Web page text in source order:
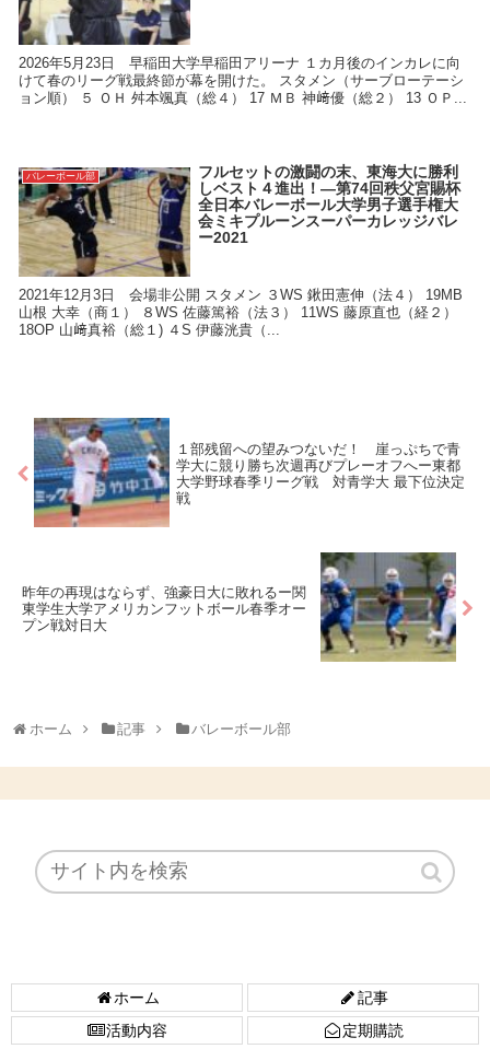
2026年5月23日 早稲田大学早稲田アリーナ １カ月後のインカレに向
けて春のリーグ戦最終節が幕を開けた。 スタメン（サーブローテーシ
ョン順） ５ ＯＨ 舛本颯真（総４） 17 ＭＢ 神﨑優（総２） 13 ＯＰ...
バレーボール部
フルセットの激闘の末、東海大に勝利
しベスト４進出！―第74回秩父宮賜杯
全日本バレーボール大学男子選手権大
会ミキプルーンスーパーカレッジバレ
ー2021
2021年12月3日 会場非公開 スタメン ３WS 鍬田憲伸（法４） 19MB
山根 大幸（商１） ８WS 佐藤篤裕（法３） 11WS 藤原直也（経２）
18OP 山﨑真裕（総１) ４S 伊藤洸貴（...
１部残留への望みつないだ！ 崖っぷちで青
学大に競り勝ち次週再びプレーオフへー東都
大学野球春季リーグ戦 対青学大 最下位決定
戦
昨年の再現はならず、強豪日大に敗れるー関
東学生大学アメリカンフットボール春季オー
プン戦対日大
ホーム 記事 バレーボール部
ホーム
記事
活動内容
定期購読